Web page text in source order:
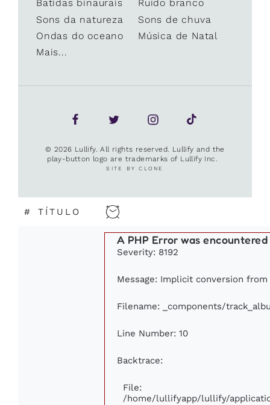
Batidas binaurais
Ruído branco
Sons da natureza
Sons de chuva
Ondas do oceano
Música de Natal
Mais...
© 2026 Lullify. All rights reserved. Lullify and the
play-button logo are trademarks of Lullify Inc.
SITE BY CLONE
# TÍTULO
A PHP Error was encountered
Severity: 8192
Message: Implicit conversion
Filename: _components/
Line Number: 10
Backtrace:
File:
/home/lullifyapp/lullify/